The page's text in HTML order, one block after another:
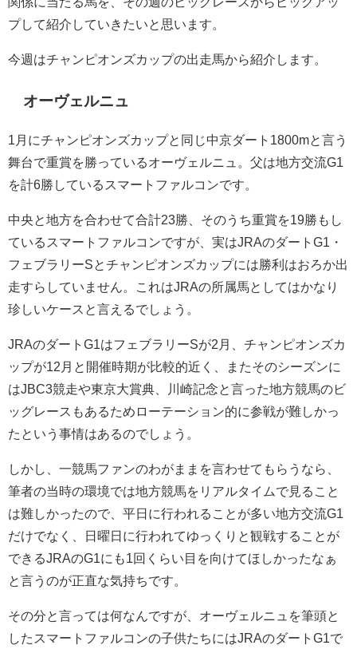
プして紹介していきたいと思います。
今週はチャンピオンズカップの出走馬から紹介します。
オーヴェルニュ
1月にチャンピオンズカップと同じ中京ダート1800mと言う
舞台で重賞を勝っているオーヴェルニュ。父は地方交流G1
を計6勝しているスマートファルコンです。
中央と地方を合わせて合計23勝、そのうち重賞を19勝もし
ているスマートファルコンですが、実はJRAのダートG1・
フェブラリーSとチャンピオンズカップには勝利はおろか出
走すらしていません。これはJRAの所属馬としてはかなり
珍しいケースと言えるでしょう。
JRAのダートG1はフェブラリーSが2月、チャンピオンズカ
ップが12月と開催時期が比較的近く、またそのシーズンに
はJBC3競走や東京大賞典、川崎記念と言った地方競馬のビ
ッグレースもあるためローテーション的に参戦が難しかっ
たという事情はあるのでしょう。
しかし、一競馬ファンのわがままを言わせてもらうなら、
筆者の当時の環境では地方競馬をリアルタイムで見ること
は難しかったので、平日に行われることが多い地方交流G1
だけでなく、日曜日に行われてゆっくりと観戦することが
できるJRAのG1にも1回くらい目を向けてほしかったなぁ
と言うのが正直な気持ちです。
その分と言っては何なんですが、オーヴェルニュを筆頭と
したスマートファルコンの子供たちにはJRAのダートG1で